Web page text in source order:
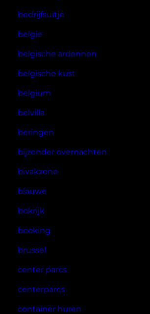
bedrijfsuitje
belgie
belgische ardennen
belgische kust
belgium
belvilla
beringen
bijzonder overnachten
bivakzone
blauwe
bokrijk
booking
brussel
center parcs
centerparcs
container huren